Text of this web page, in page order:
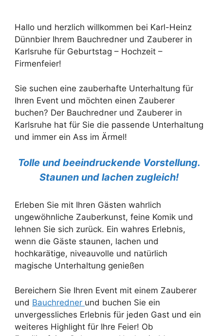
Hallo und herzlich willkommen bei Karl-Heinz
Dünnbier Ihrem Bauchredner und Zauberer in
Karlsruhe für Geburtstag – Hochzeit –
Firmenfeier!
Sie suchen eine zauberhafte Unterhaltung für
Ihren Event und möchten einen Zauberer
buchen? Der Bauchredner und Zauberer in
Karlsruhe hat für Sie die passende Unterhaltung
und immer ein Ass im Ärmel!
Tolle und beeindruckende Vorstellung.
Staunen und lachen zugleich!
Erleben Sie mit Ihren Gästen wahrlich
ungewöhnliche Zauberkunst, feine Komik und
lehnen Sie sich zurück. Ein wahres Erlebnis,
wenn die Gäste staunen, lachen und
hochkarätige, niveauvolle und natürlich
magische Unterhaltung genießen
Bereichern Sie Ihren Event mit einem Zauberer
und Bauchredner und buchen Sie ein
unvergessliches Erlebnis für jeden Gast und ein
weiteres Highlight für Ihre Feier! Ob